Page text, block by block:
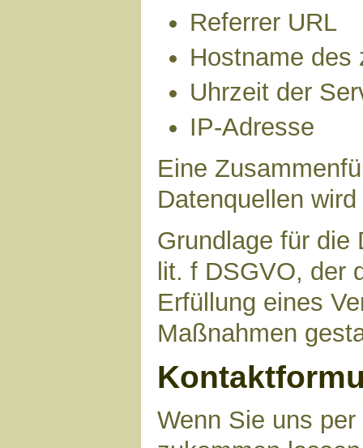
Referrer URL
Hostname des
Uhrzeit der
IP-Adresse
Eine
Datenquellen
Grundlage für die
lit. f DSGVO, der
Erfüllung eines
Maßnahmen
Wenn Sie uns